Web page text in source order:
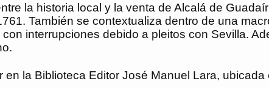
la historia local y la venta de Alcalá de
También se contextualiza dentro de una
interrupciones debido a pleitos con Sevilla.
en la Biblioteca Editor José Manuel Lara,